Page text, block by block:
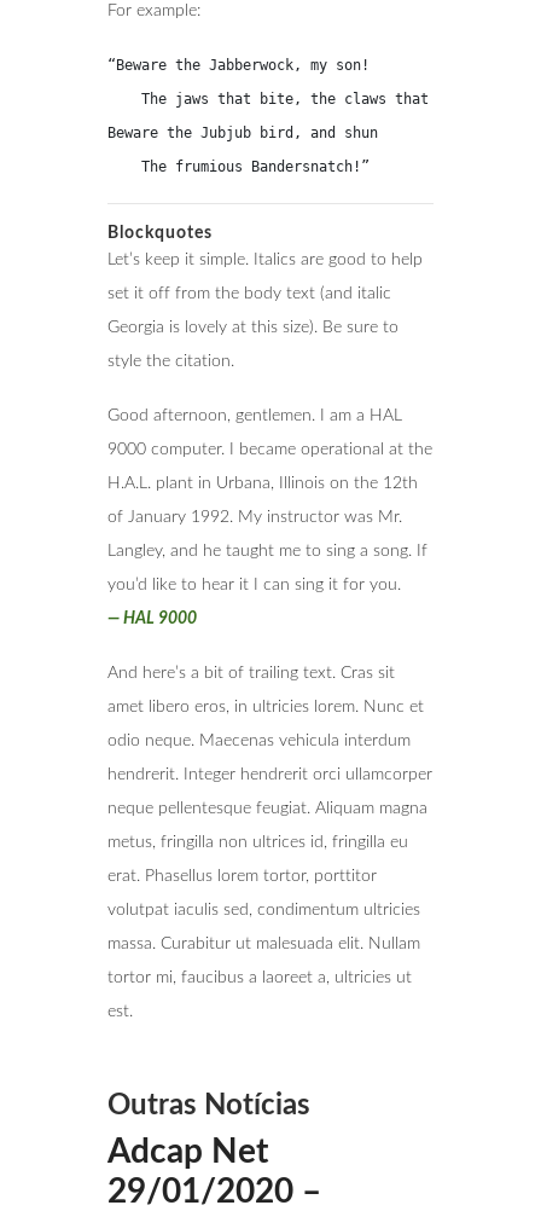
For example:
“Beware the Jabberwock, my son!
    The jaws that bite, the claws that catch!
Beware the Jubjub bird, and shun
    The frumious Bandersnatch!”
Blockquotes
Let’s keep it simple. Italics are good to help
set it off from the body text (and italic
Georgia is lovely at this size). Be sure to
style the citation.
Good afternoon, gentlemen. I am a HAL
9000 computer. I became operational at the
H.A.L. plant in Urbana, Illinois on the 12th
of January 1992. My instructor was Mr.
Langley, and he taught me to sing a song. If
you’d like to hear it I can sing it for you.
— HAL 9000
And here’s a bit of trailing text. Cras sit
amet libero eros, in ultricies lorem. Nunc et
odio neque. Maecenas vehicula interdum
hendrerit. Integer hendrerit orci ullamcorper
neque pellentesque feugiat. Aliquam magna
metus, fringilla non ultrices id, fringilla eu
erat. Phasellus lorem tortor, porttitor
volutpat iaculis sed, condimentum ultricies
massa. Curabitur ut malesuada elit. Nullam
tortor mi, faucibus a laoreet a, ultricies ut
est.
Outras Notícias
Adcap Net
29/01/2020 –